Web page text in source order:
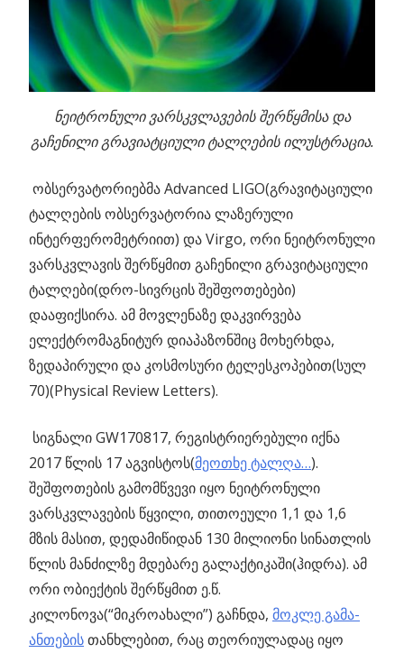
ნეიტრონული ვარსკვლავების შერწყმისა და
გაჩენილი გრავიატციული ტალღების ილუსტრაცია.
ობსერვატორიებმა Advanced LIGO(გრავიტაციული
ტალღების ობსერვატორია ლაზერული
ინტერფერომეტრიით) და Virgo, ორი ნეიტრონული
ვარსკვლავის შერწყმით გაჩენილი გრავიტაციული
ტალღები(დრო-სივრცის შეშფოთებები)
დააფიქსირა. ამ მოვლენაზე დაკვირვება
ელექტრომაგნიტურ დიაპაზონშიც მოხერხდა,
ზედაპირული და კოსმოსური ტელესკოპებით(სულ
70)(Physical Review Letters).
სიგნალი GW170817, რეგისტრიერებული იქნა
2017 წლის 17 აგვისტოს(მეოთხე ტალღა…).
შეშფოთების გამომწვევი იყო ნეიტრონული
ვარსკვლავების წყვილი, თითოეული 1,1 და 1,6
მზის მასით, დედამიწიდან 130 მილიონი სინათლის
წლის მანძილზე მდებარე გალაქტიკაში(ჰიდრა). ამ
ორი ობიექტის შერწყმით ე.წ.
კილონოვა(“მიკროახალი”) გაჩნდა, მოკლე გამა-
ანთებისთანხლებით, რაც თეორიულადაც იყო